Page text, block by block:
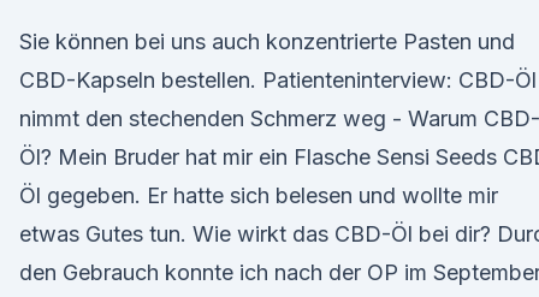
Sie können bei uns auch konzentrierte Pasten und
CBD-Kapseln bestellen. Patienteninterview: CBD-Öl
nimmt den stechenden Schmerz weg - Warum CBD-
Öl? Mein Bruder hat mir ein Flasche Sensi Seeds
Öl gegeben. Er hatte sich belesen und wollte mir
etwas Gutes tun. Wie wirkt das CBD-Öl bei dir?
den Gebrauch konnte ich nach der OP im